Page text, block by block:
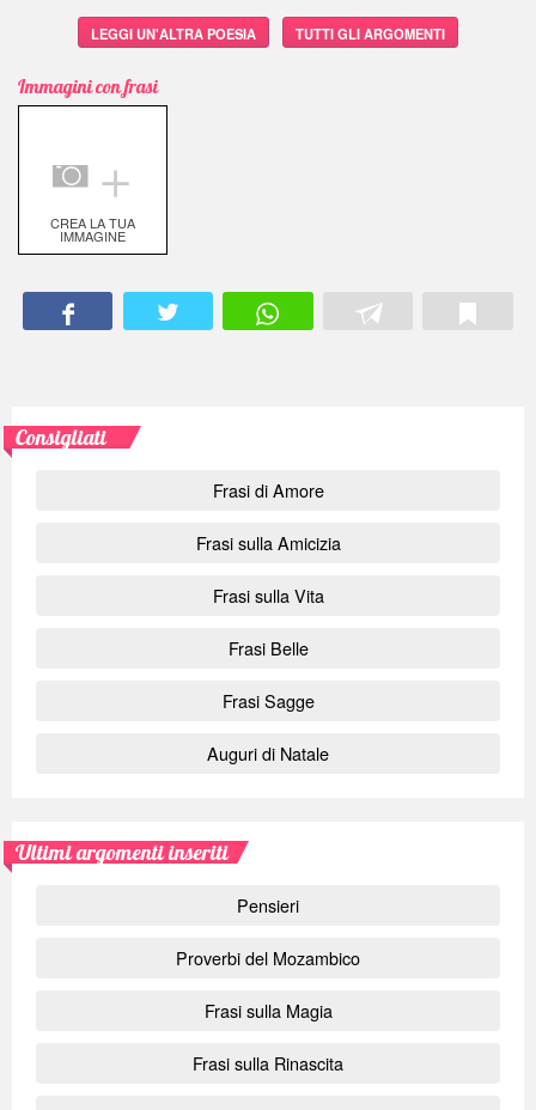
LEGGI UN'ALTRA POESIA TUTTI GLI ARGOMENTI
Immagini con frasi
＋
CREA LA TUA
IMMAGINE
Consigliati
Frasi di Amore
Frasi sulla Amicizia
Frasi sulla Vita
Frasi Belle
Frasi Sagge
Auguri di Natale
Ultimi argomenti inseriti
Pensieri
Proverbi del Mozambico
Frasi sulla Magia
Frasi sulla Rinascita